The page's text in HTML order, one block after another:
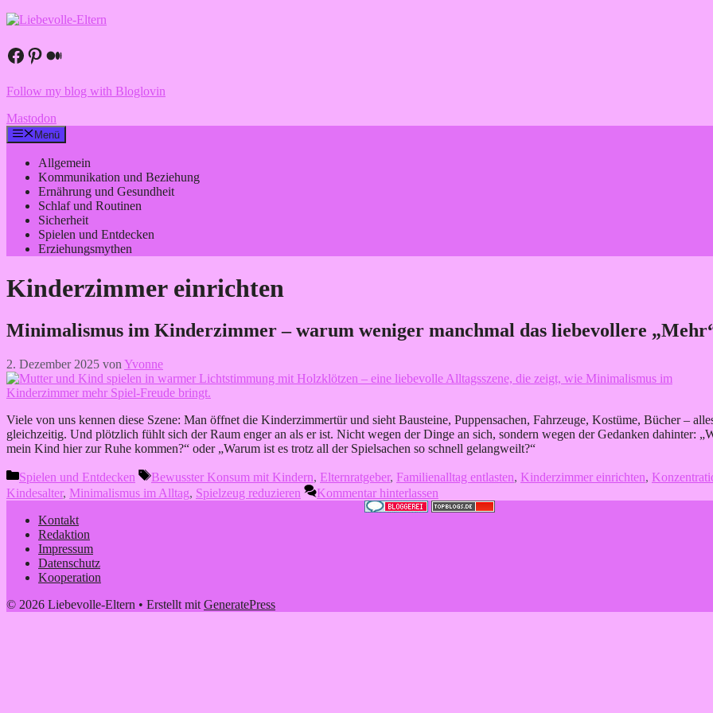
Zum
springen
Facebook
Pinterest
Medium
Follow my blog with Bloglovin
Mastodon
Menü
Allgemein
Kommunikation und Beziehung
Ernährung und Gesundheit
Schlaf und Routinen
Sicherheit
Spielen und Entdecken
Erziehungsmythen
Kinderzimmer einrichten
Minimalismus im Kinderzimmer – warum weniger manchmal das liebevollere
2. Dezember 2025 von Yvonne
Viele von uns kennen diese Szene: Man öffnet die Kinderzimmertür und sieht Bausteine, Puppensachen, Fahrzeuge, Kostüme, Bücher –
gleichzeitig. Und plötzlich fühlt sich der Raum enger an als er ist. Nicht wegen der Dinge an sich, sondern wegen der Gedanken dahinter:
mein Kind hier zur Ruhe kommen?“ oder „Warum ist es trotz all der Spielsachen so schnell gelangweilt?“
Kategorien
Spielen und Entdecken Schlagwörter
Bewusster Konsum mit Kindern, Elternratgeber, Familienalltag entlasten, Kinderzimmer einrichten,
Kindesalter, Minimalismus im Alltag, Spielzeug reduzieren
Kommentar hinterlassen
Kontakt
Redaktion
Impressum
Datenschutz
Kooperation
© 2026 Liebevolle-Eltern • Erstellt mit GeneratePress